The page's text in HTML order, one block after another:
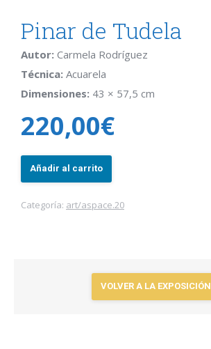
Pinar de Tudela
Autor: Carmela Rodríguez
Técnica: Acuarela
Dimensiones: 43 × 57,5 cm
220,00€
Pinar
de
Tudela
Añadir al carrito
Categoría: art/aspace.20
VOLVER A LA EXPOSICIÓN